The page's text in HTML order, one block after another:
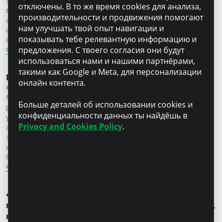
владеет всеми правами интеллектуальной собственности в
отношении коммерческой марки, логотипов и всех
остальных материалов, размещенных на данном сайте.
OCN Microinvest SRL прилагает все усилия […]
Читать далее
Карьера
Карьеры Присоединяйся к команде, где мы растём вместе
Мы – молодая, целеустремленная, и ориентированная на
результат команда, в которой важен и ценен каждый
участник. Мы верим в потенциал каждого коллеги и делаем
акцент на сотрудничестве, доверии и обмене
знаниями.Наша работа динамична, мы поддерживаем
инициативу и желание познавать.Вместе с нами у тебя
будет возможность расти, развиваться […]
Читать далее
«Чтобы подарить цветы, не нужен особый
повод» – Серафима Влас, предпринимательница,
клиент Microinvest
отключены. В то же время cookies для анализа,
производительности и продвижения помогают
нам улучшать твой опыт навигации и
показывать тебе релевантную информацию и
предложения. С твоего согласия они будут
использоваться нами и нашими партнёрами,
такими как Google и Meta, для персонализации
онлайн контента.
Больше деталей об использовании cookies и
конфиденциальности данных ты найдёшь в
Privacy and Cookies Policy.